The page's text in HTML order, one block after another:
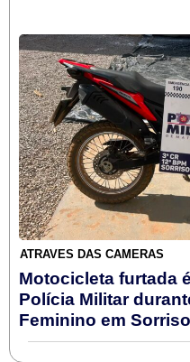
ATRAVÉS DAS CÂMERAS
Motocicleta furtada
Polícia Militar
Feminino em Sorriso